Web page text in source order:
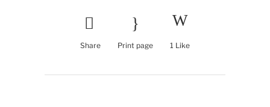
Share Print page 1 Like